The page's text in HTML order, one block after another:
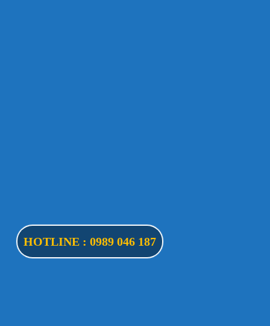
HOTLINE : 0989 046 187